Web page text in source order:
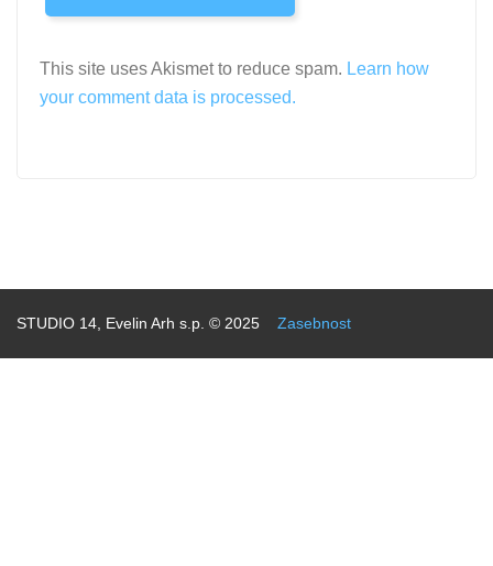
This site uses Akismet to reduce spam. Learn how
your comment data is processed.
STUDIO 14, Evelin Arh s.p. © 2025 Zasebnost